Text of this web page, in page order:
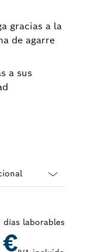
gracias a la
de agarre
a sus
días laborables